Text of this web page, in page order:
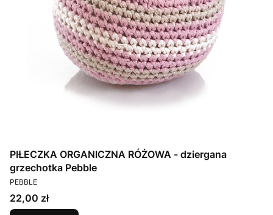
PIŁECZKA ORGANICZNA RÓŻOWA - dziergana
grzechotka Pebble
PRODUCENT
PEBBLE
Cena
22,00 zł